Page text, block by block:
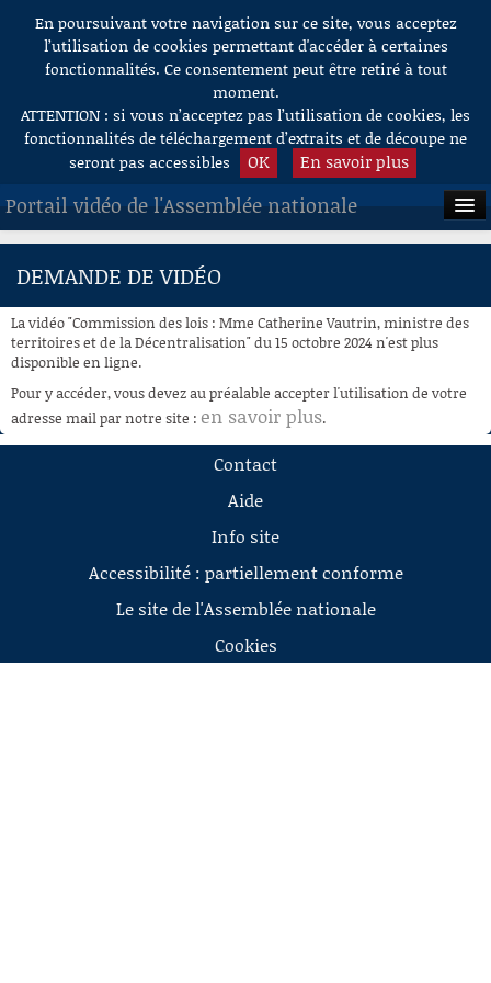
Aller au contenu
En poursuivant votre navigation sur ce site, vous acceptez
l’utilisation de cookies permettant d'accéder à certaines
fonctionnalités. Ce consentement peut être retiré à tout
moment.
ATTENTION : si vous n’acceptez pas l’utilisation de cookies, les
fonctionnalités de téléchargement d’extraits et de découpe ne
seront pas accessibles
OK En savoir plus
Portail vidéo de l'Assemblée nationale
ACCUEIL
À LA DEMANDE
RECHERCHE
AIDE À LA DÉCOUPE
DE VIDÉOS
DEMANDE DE VIDÉO
La vidéo "Commission des lois : Mme Catherine Vautrin, ministre des
territoires et de la Décentralisation" du 15 octobre 2024 n'est plus
disponible en ligne.
Pour y accéder, vous devez au préalable accepter l'utilisation de votre
adresse mail par notre site : en savoir plus.
Contact
Aide
Info site
Accessibilité : partiellement conforme
Le site de l'Assemblée nationale
Cookies